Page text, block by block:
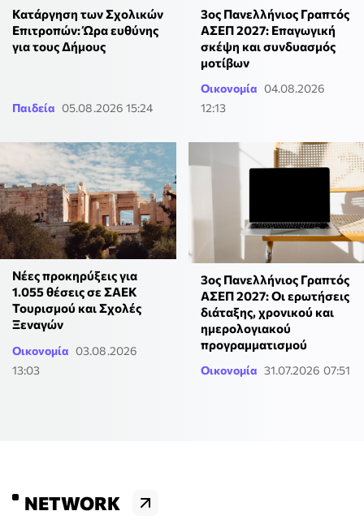
Κατάργηση των Σχολικών
Επιτροπών: Ώρα ευθύνης
για τους Δήμους
Παιδεία 05.08.2026 15:24
3ος Πανελλήνιος Γραπτός
ΑΣΕΠ 2027: Επαγωγική
σκέψη και συνδυασμός
μοτίβων
Οικονομία 04.08.2026
12:13
Νέες προκηρύξεις για
1.055 θέσεις σε ΣΑΕΚ
Τουρισμού και Σχολές
Ξεναγών
Οικονομία 03.08.2026
13:03
3ος Πανελλήνιος Γραπτός
ΑΣΕΠ 2027: Οι ερωτήσεις
διάταξης, χρονικού και
ημερολογιακού
προγραμματισμού
Οικονομία 31.07.2026 07:51
NETWORK